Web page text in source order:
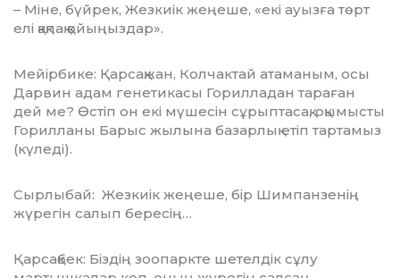
– Міне, бүйрек, Жезкиік жеңеше, «екі ауызға төрт
елі қақпақ қойыңыздар».
Мейірбике: Қарсақжан, Колчактай ата­маным, осы
Дарвин адам генетикасы Горилладан тараған
дей ме? Өстіп он екі мүшесін сұрыптасақ, оқымысты
Горилланы Барыс жылына базарлық етіп тартамыз
(күледі).
Сырлыбай: Жезкиік жеңеше, бір Шим­па­нзенің
жүрегін салып бересің…
Қарсақбек: Біздің зоопаркте шетелдік сұлу